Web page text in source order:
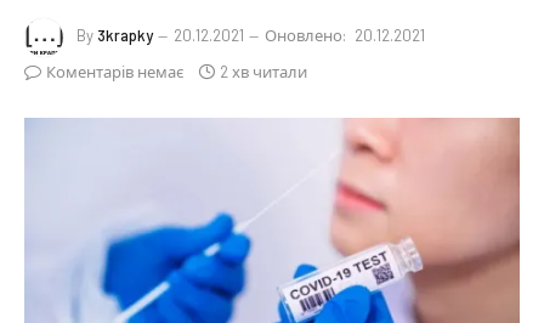
By 3krapky 20.12.2021 Оновлено: 20.12.2021
Коментарів немає
2 хв читали